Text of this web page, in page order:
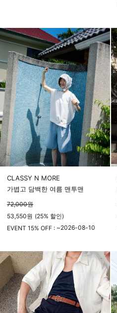
CLASSY N MORE
가볍고 담백한 여름 맨투맨
72,000원
53,550원 (25% 할인)
EVENT 15% OFF : ~2026-08-10